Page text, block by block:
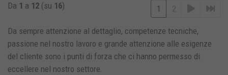
Da 1 a 12 (su 16) 1 2
Da sempre attenzione al dettaglio, competenze tecniche,
passione nel nostro lavoro e grande attenzione alle esigenze
del cliente sono i punti di forza che ci hanno permesso di
eccellere nel nostro settore.